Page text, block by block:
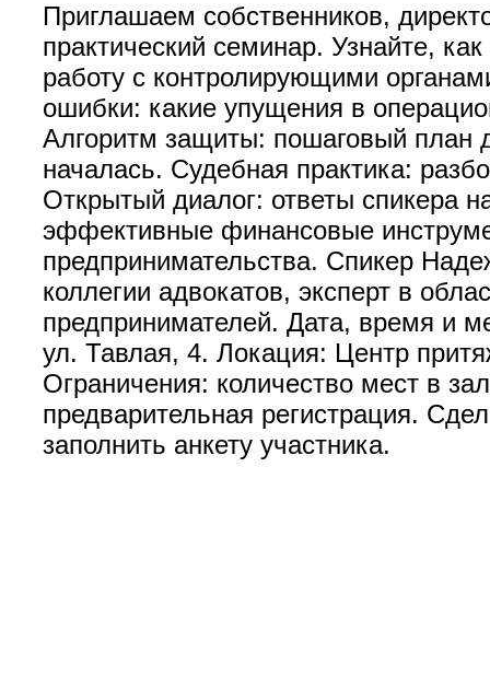
Приглашаем собственников,
практический семинар. Узнайте,
работу с контролирующими
ошибки: какие упущения в
Алгоритм защиты: пошаговый план
началась. Судебная практика:
Открытый диалог: ответы спикера
эффективные финансовые
предпринимательства. Спикер
коллегии адвокатов, эксперт в
предпринимателей. Дата, время и
ул. Тавлая, 4. Локация: Центр
Ограничения: количество мест в
предварительная регистрация.
заполнить анкету участника.